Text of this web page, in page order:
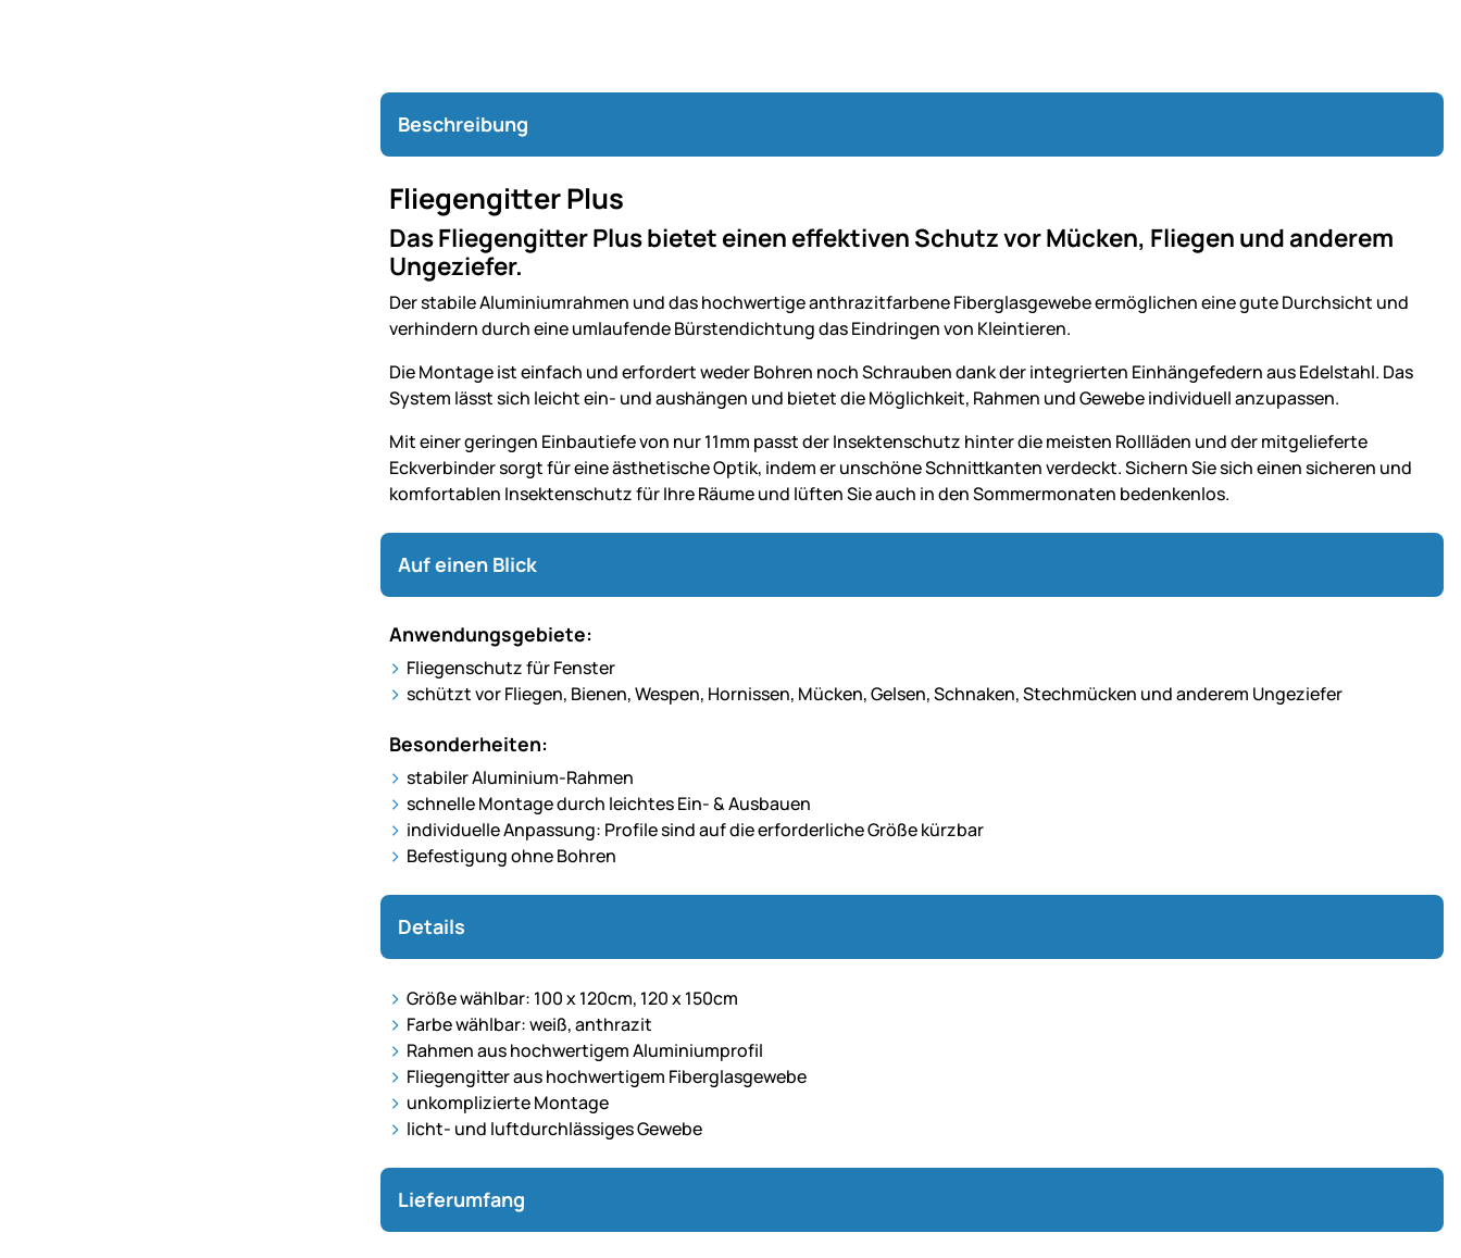
Beschreibung
Fliegengitter Plus
Das Fliegengitter Plus bietet einen effektiven Schutz vor Mücken, Fliegen und anderem
Ungeziefer.
Der stabile Aluminiumrahmen und das hochwertige anthrazitfarbene Fiberglasgewebe ermöglichen eine gute Durchsicht und
verhindern durch eine umlaufende Bürstendichtung das Eindringen von Kleintieren.
Die Montage ist einfach und erfordert weder Bohren noch Schrauben dank der integrierten Einhängefedern aus Edelstahl. Das
System lässt sich leicht ein- und aushängen und bietet die Möglichkeit, Rahmen und Gewebe individuell anzupassen.
Mit einer geringen Einbautiefe von nur 11mm passt der Insektenschutz hinter die meisten Rollläden und der mitgelieferte
Eckverbinder sorgt für eine ästhetische Optik, indem er unschöne Schnittkanten verdeckt. Sichern Sie sich einen sicheren und
komfortablen Insektenschutz für Ihre Räume und lüften Sie auch in den Sommermonaten bedenkenlos.
Auf einen Blick
Anwendungsgebiete:
Fliegenschutz für Fenster
schützt vor Fliegen, Bienen, Wespen, Hornissen, Mücken, Gelsen, Schnaken, Stechmücken und anderem Ungeziefer
Besonderheiten:
stabiler Aluminium-Rahmen
schnelle Montage durch leichtes Ein- & Ausbauen
individuelle Anpassung: Profile sind auf die erforderliche Größe kürzbar
Befestigung ohne Bohren
Details
Größe wählbar: 100 x 120cm, 120 x 150cm
Farbe wählbar: weiß, anthrazit
Rahmen aus hochwertigem Aluminiumprofil
Fliegengitter aus hochwertigem Fiberglasgewebe
unkomplizierte Montage
licht- und luftdurchlässiges Gewebe
Lieferumfang